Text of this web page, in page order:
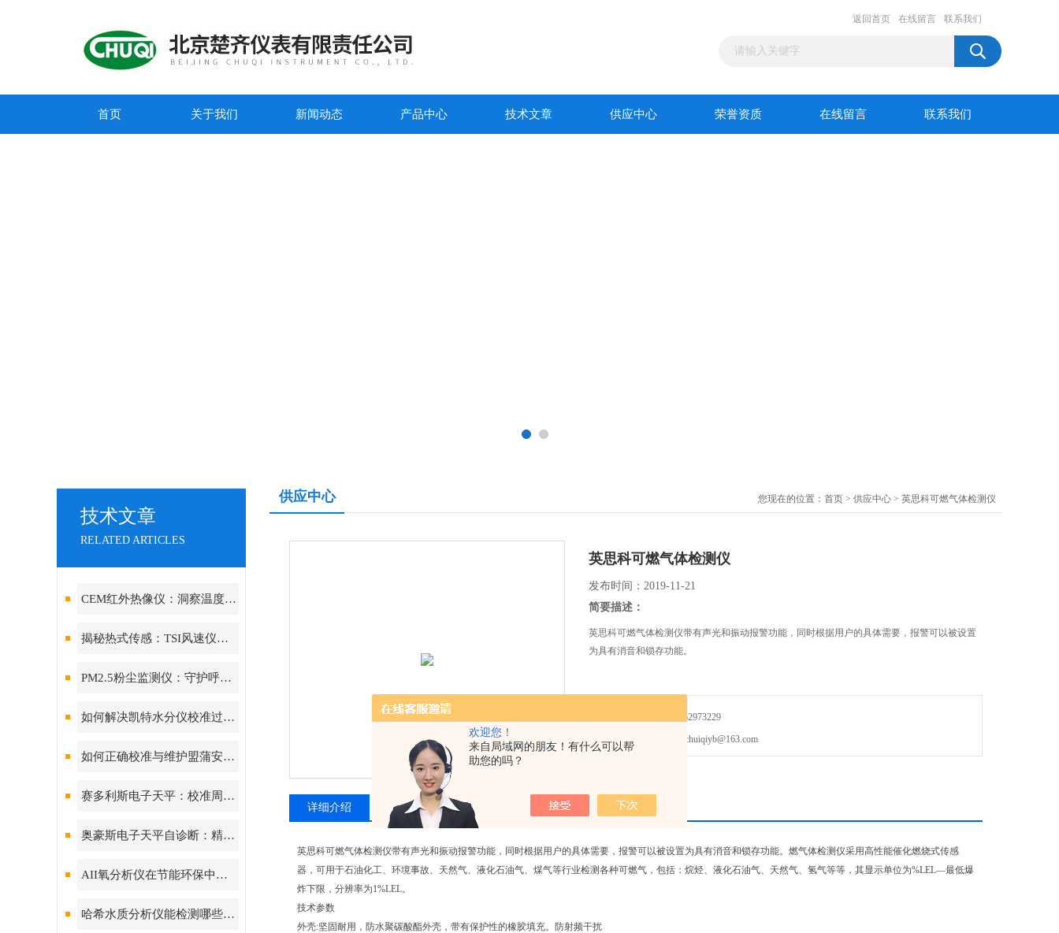
欢迎您！
来自局域网的朋友！有什么可以帮
助您的吗？
返回首页 在线留言 联系我们
首页 关于我们 新闻动态 产品中心 技术文章 供应中心 荣誉资质 在线留言 联系我们
技术文章
RELATED ARTICLES
CEM红外热像仪：洞察温度的视觉先锋
揭秘热式传感：TSI风速仪如何实现低风速下的高精度测量
PM2.5粉尘监测仪：守护呼吸健康的“空气哨兵”
如何解决凯特水分仪校准过程中常见问题？
如何正确校准与维护盟蒲安气体检测仪？
赛多利斯电子天平：校准周期设定与期间核查方法
奥豪斯电子天平自诊断：精准测量背后的故障预警守护
AII氧分析仪在节能环保中的作用
哈希水质分析仪能检测哪些水质参数？
供应中心 您现在的位置： 首页 > 供应中心 > 英思科可燃气体检测仪
英思科可燃气体检测仪
发布时间：2019-11-21
简要描述：
英思科可燃气体检测仪带有声光和振动报警功能，同时根据用户的具体需要，报警可以被设置
为具有消音和锁存功能。
免费咨询：010-62973229
发邮件给我们：chuiqiyb@163.com
详细介绍
英思科可燃气体检测仪带有声光和振动报警功能，同时根据用户的具体需要，报警可以被设置为具有消音和锁存功能。燃气体检测仪采用高性能催化燃烧式传感
器，可用于石油化工、环境事故、天然气、液化石油气、煤气等行业检测各种可燃气，包括：烷烃、液化石油气、天然气、氢气等等，其显示单位为%LEL—最低爆
炸下限，分辨率为1%LEL。
技术参数
外壳:坚固耐用，防水聚碳酸酯外壳，带有保护性的橡胶填充。防射频干扰